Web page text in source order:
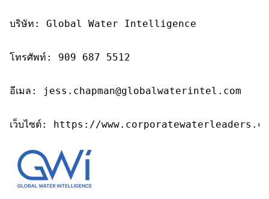
บริษัท: Global Water Intelligence
โทรศัพท์: 909 687 5512
อีเมล: jess.chapman@globalwaterintel.com
เว็บไซต์: https://